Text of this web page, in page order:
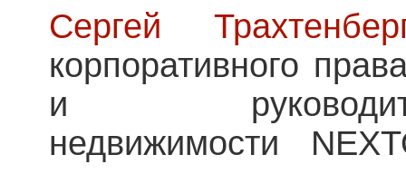
Сергей
корпоративного
и
недвижимости